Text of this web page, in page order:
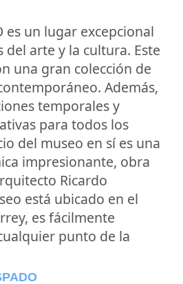
es un lugar excepcional
del arte y la cultura. Este
una gran colección de
Además,
temporales y
para todos los
del museo en sí es una
impresionante, obra
Ricardo
está ubicado en el
es fácilmente
punto de la